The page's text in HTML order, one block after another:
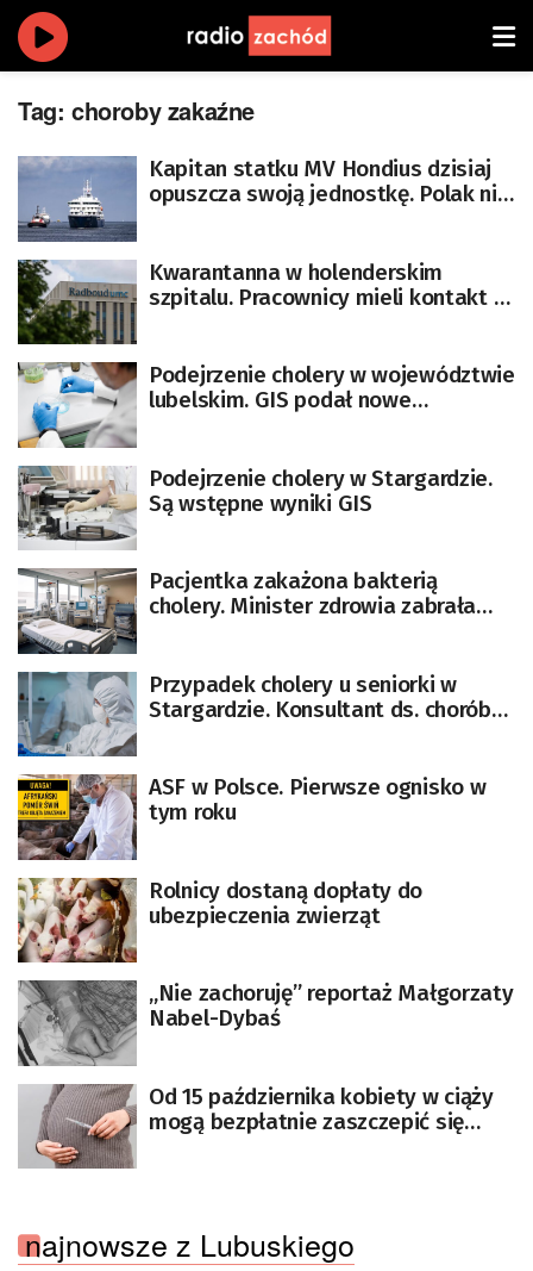
Tag: choroby zakaźne
Kapitan statku MV Hondius dzisiaj
opuszcza swoją jednostkę. Polak nie
Kwarantanna w holenderskim
szpitalu. Pracownicy mieli kontakt z
Podejrzenie cholery w województwie
lubelskim. GIS podał nowe
Podejrzenie cholery w Stargardzie.
Są wstępne wyniki GIS
Pacjentka zakażona bakterią
cholery. Minister zdrowia zabrała
Przypadek cholery u seniorki w
Stargardzie. Konsultant ds. chorób
ASF w Polsce. Pierwsze ognisko w
tym roku
Rolnicy dostaną dopłaty do
ubezpieczenia zwierząt
„Nie zachoruję” reportaż Małgorzaty
Nabel-Dybaś
Od 15 października kobiety w ciąży
mogą bezpłatnie zaszczepić się
najnowsze z Lubuskiego